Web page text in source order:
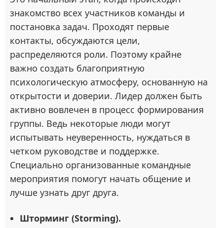
знакомство всех участников команды и
постановка задач. Проходят первые
контакты, обсуждаются цели,
распределяются роли. Поэтому крайне
важно создать благоприятную
психологическую атмосферу, основанную на
открытости и доверии. Лидер должен быть
активно вовлечен в процесс формирования
группы. Ведь некоторые люди могут
испытывать неуверенность, нуждаться в
четком руководстве и поддержке.
Специально организованные командные
мероприятия помогут начать общение и
лучше узнать друг друга.
Шторминг (Storming).